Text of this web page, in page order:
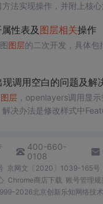
法实现操作，并附上核心
性表及 图层相关操作
图层的二次开发，具体包
现调用空白的问题及解
图层，openlayers调用显
决办法是修改样式中
400-660-
0108
京网文〔2020〕1039-165号
Chrome商店下载 账号管理规
2026北京创新乐知网络技